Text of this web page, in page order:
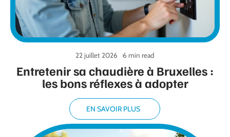
Entretenir sa chaudière à Bruxelles :
les bons réflexes à adopter
22 juillet 2026 6 min read
EN SAVOIR PLUS